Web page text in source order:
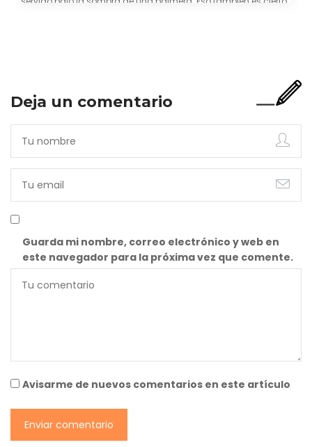
Deja un comentario
Guarda mi nombre, correo electrónico y web en
este navegador para la próxima vez que comente.
Avisarme de nuevos comentarios en este artículo